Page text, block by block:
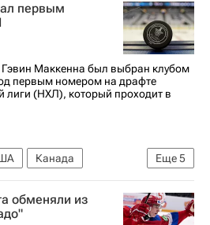
Эвеланш
Хоккей
первым
Маккенна был выбран клубом
первым номером на драфте
лиги (НХЛ), который проходит в
Еще5
Канада
Ванкувер Кэнакс
обменяли из